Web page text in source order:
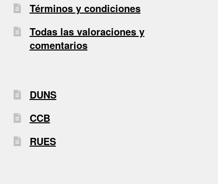
Términos y condiciones
Todas las valoraciones y
comentarios
DUNS
CCB
RUES